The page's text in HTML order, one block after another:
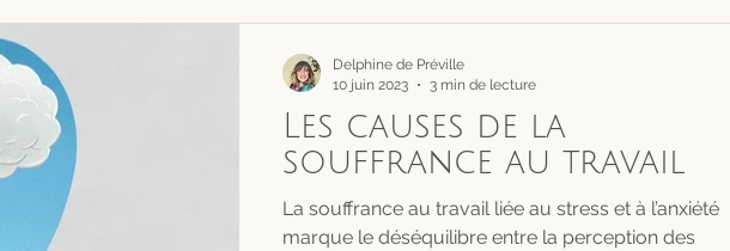
Les causes de la
souffrance au travail
La souffrance au travail liée au stress et à l’anxiété
marque le déséquilibre entre la perception des
Delphine de Préville
10 juin 2023
3 min de lecture